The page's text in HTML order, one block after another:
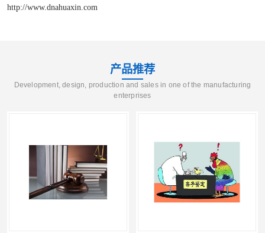
http://www.dnahuaxin.com
产品推荐
Development, design, production and sales in one of the manufacturing
enterprises